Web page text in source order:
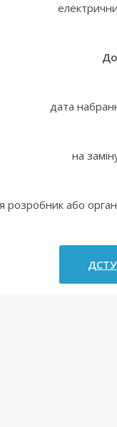
дата
на
розробник або